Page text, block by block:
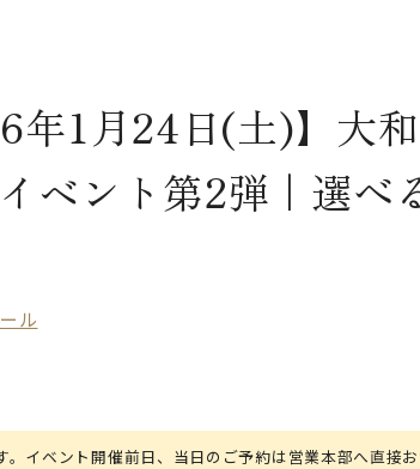
年1月24日(土)】大
ベント第2弾｜選べ
ル
イベント開催前日、当日のご予約は営業本部へ直接お